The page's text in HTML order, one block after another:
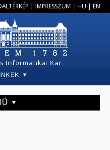
| IMPRESSZUM | HU | EN
Informatikai Kar